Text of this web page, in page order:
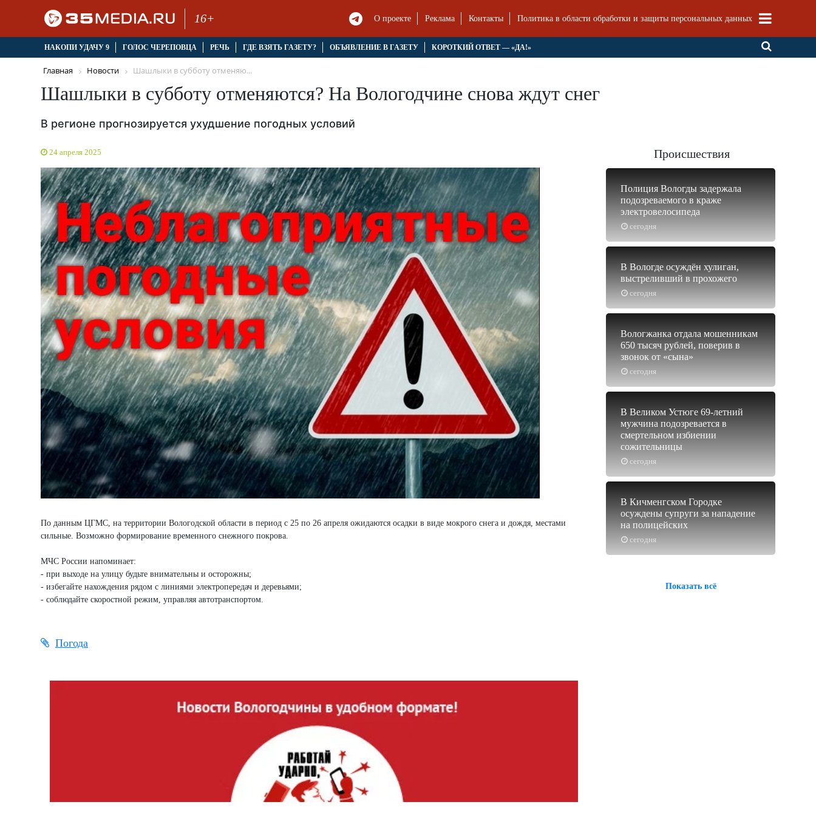
16+ О проекте Реклама Контакты Политика в области обработки и защиты персональных данных
НАКОПИ УДАЧУ 9 ГОЛОС ЧЕРЕПОВЦА РЕЧЬ ГДЕ ВЗЯТЬ ГАЗЕТУ? ОБЪЯВЛЕНИЕ В ГАЗЕТУ КОРОТКИЙ ОТВЕТ — «ДА!»
Главная Новости Шашлыки в субботу отменяю...
Шашлыки в субботу отменяются? На Вологодчине снова ждут снег
В регионе прогнозируется ухудшение погодных условий
24 апреля 2025
По данным ЦГМС, на территории Вологодской области в период с 25 по 26 апреля ожидаются осадки в виде мокрого снега и дождя, местами
сильные. Возможно формирование временного снежного покрова.
МЧС России напоминает:
- при выходе на улицу будьте внимательны и осторожны;
- избегайте нахождения рядом с линиями электропередач и деревьями;
- соблюдайте скоростной режим, управляя автотранспортом.
Погода
Происшествия
сегодня
Полиция Вологды задержала
подозреваемого в краже
электровелосипеда
сегодня
В Вологде осуждён хулиган,
выстреливший в прохожего
сегодня
Вологжанка отдала мошенникам
650 тысяч рублей, поверив в
звонок от «сына»
сегодня
В Великом Устюге 69-летний
мужчина подозревается в
смертельном избиении
сожительницы
сегодня
В Кичменгском Городке
осуждены супруги за нападение
на полицейских
Показать всё